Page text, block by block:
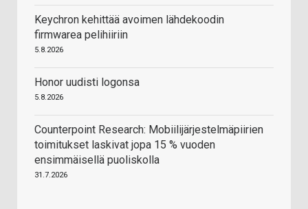
Keychron kehittää avoimen lähdekoodin
firmwarea pelihiiriin
5.8.2026
Honor uudisti logonsa
5.8.2026
Counterpoint Research: Mobiilijärjestelmäpiirien
toimitukset laskivat jopa 15 % vuoden
ensimmäisellä puoliskolla
31.7.2026